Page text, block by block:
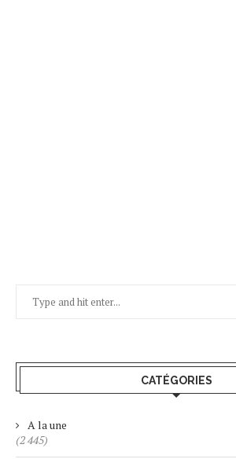
CATÉGORIES
A la une
(2 445)